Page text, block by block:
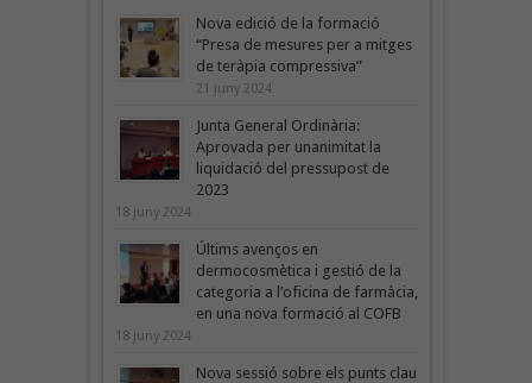
Nova edició de la formació
“Presa de mesures per a mitges
de teràpia compressiva”
21 juny 2024
Junta General Ordinària:
Aprovada per unanimitat la
liquidació del pressupost de
2023
18 juny 2024
Últims avenços en
dermocosmètica i gestió de la
categoria a l’oficina de farmàcia,
en una nova formació al COFB
18 juny 2024
Nova sessió sobre els punts clau